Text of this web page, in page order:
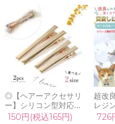
◎【ヘアーアクセサリ
ー】シリコン型対応ヘ
アクリップ ストレート
150円(税込165円)
超改
レジ
726